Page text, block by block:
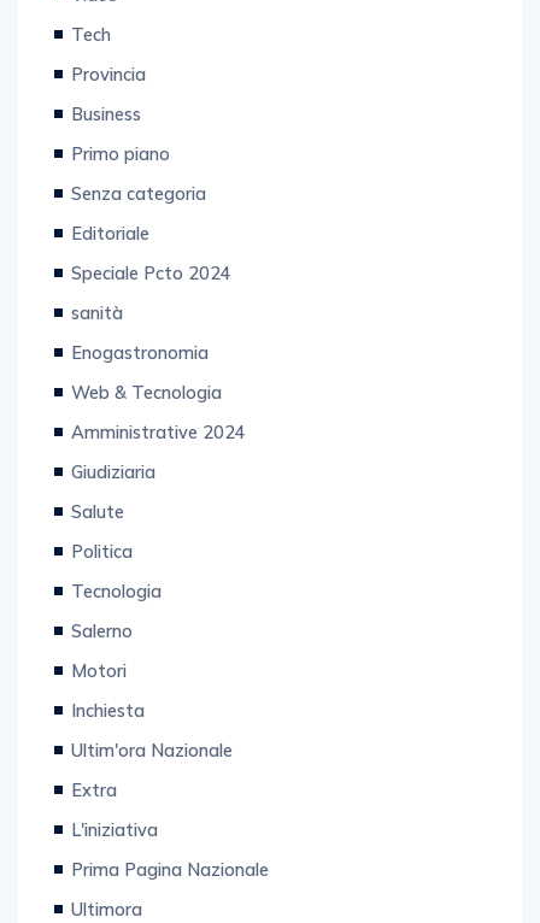
Tech
Provincia
Business
Primo piano
Senza categoria
Editoriale
Speciale Pcto 2024
sanità
Enogastronomia
Web & Tecnologia
Amministrative 2024
Giudiziaria
Salute
Politica
Tecnologia
Salerno
Motori
Inchiesta
Ultim'ora Nazionale
Extra
L'iniziativa
Prima Pagina Nazionale
Ultimora